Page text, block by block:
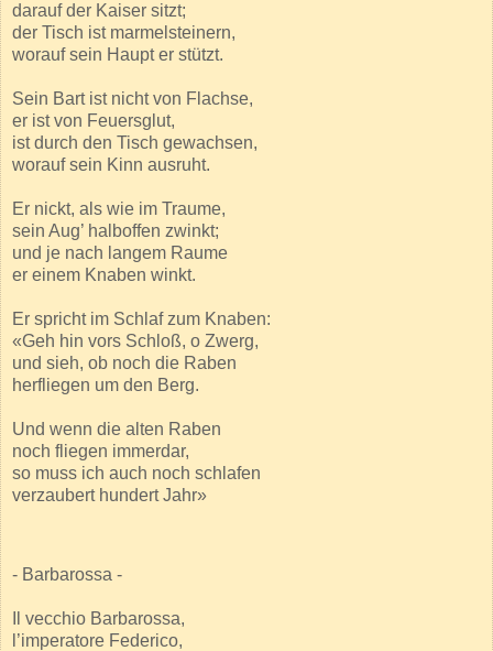
darauf der Kaiser sitzt;
der Tisch ist marmelsteinern,
worauf sein Haupt er stützt.
Sein Bart ist nicht von Flachse,
er ist von Feuersglut,
ist durch den Tisch gewachsen,
worauf sein Kinn ausruht.
Er nickt, als wie im Traume,
sein Aug’ halboffen zwinkt;
und je nach langem Raume
er einem Knaben winkt.
Er spricht im Schlaf zum Knaben:
«Geh hin vors Schloß, o Zwerg,
und sieh, ob noch die Raben
herfliegen um den Berg.
Und wenn die alten Raben
noch fliegen immerdar,
so muss ich auch noch schlafen
verzaubert hundert Jahr»
- Barbarossa -
Il vecchio Barbarossa,
l’imperatore Federico,